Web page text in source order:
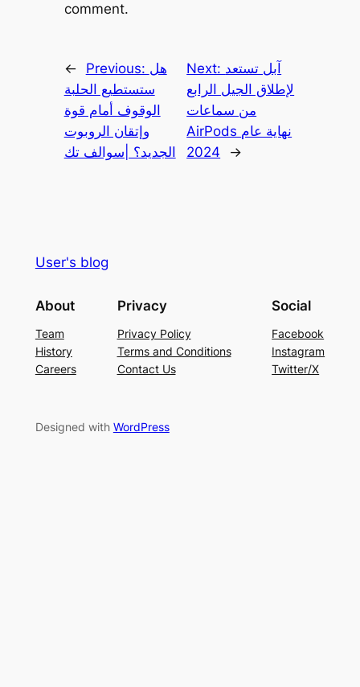
comment.
← Previous: هل
ستستطيع الحلبة
الوقوف أمام قوة
وإتقان الروبوت
الجديد؟ |سوالف تك
Next: آبل تستعد
لإطلاق الجيل الرابع
من سماعات
AirPods نهاية عام
2024
→
User's blog
About
Team
History
Careers
Privacy
Privacy Policy
Terms and Conditions
Contact Us
Social
Facebook
Instagram
Twitter/X
Designed with WordPress